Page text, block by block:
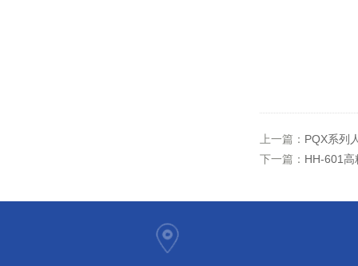
上一篇： PQX系列
下一篇： HH-601高